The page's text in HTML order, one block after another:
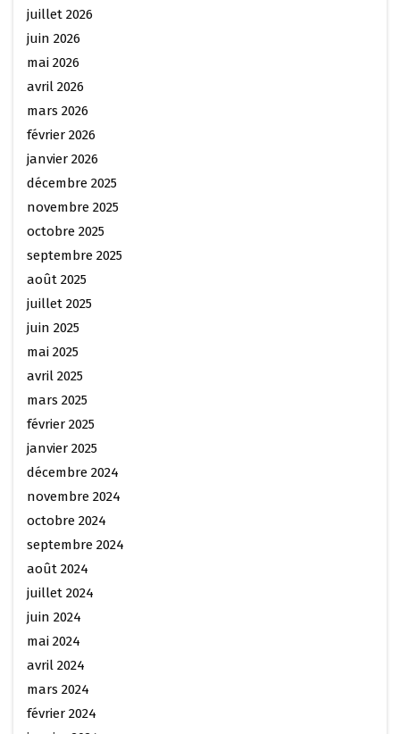
juillet 2026
juin 2026
mai 2026
avril 2026
mars 2026
février 2026
janvier 2026
décembre 2025
novembre 2025
octobre 2025
septembre 2025
août 2025
juillet 2025
juin 2025
mai 2025
avril 2025
mars 2025
février 2025
janvier 2025
décembre 2024
novembre 2024
octobre 2024
septembre 2024
août 2024
juillet 2024
juin 2024
mai 2024
avril 2024
mars 2024
février 2024